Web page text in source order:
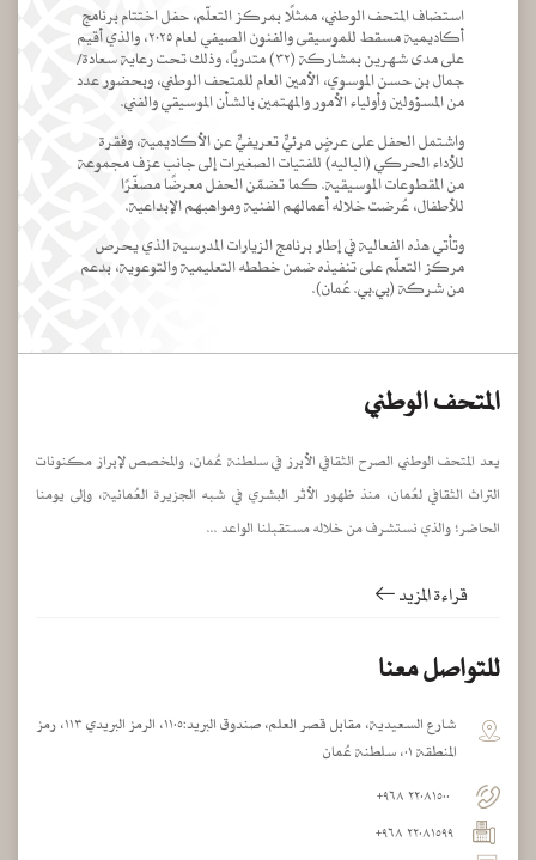
استضاف المتحف الوطني، ممثلًا بمركز التعلّم، حفل اختتام برنامج
أكاديمية مسقط للموسيقى والفنون الصيفي لعام ٢٠٢٥، والذي أقيم
على مدى شهرين بمشاركة (٣٢) متدربًا، وذلك تحت رعاية سعادة/
جمال بن حسن الموسوي، الأمين العام للمتحف الوطني، وبحضور عدد
من المسؤولين وأولياء الأمور والمهتمين بالشأن الموسيقي والفني.
واشتمل الحفل على عرضٍ مرئيٍّ تعريفيٍّ عن الأكاديمية، وفقرة
للأداء الحركي (الباليه) للفتيات الصغيرات إلى جانب عزف مجموعة
من المقطوعات الموسيقية. كما تضمّن الحفل معرضًا مصغّرًا
للأطفال، عُرضت خلاله أعمالهم الفنية ومواهبهم الإبداعية.
وتأتي هذه الفعالية في إطار برنامج الزيارات المدرسية الذي يحرص
مركز التعلّم على تنفيذه ضمن خططه التعليمية والتوعوية، بدعم
من شركة (بي.بي. عُمان).
المتحف الوطني
يعد المتحف الوطني الصرح الثقافي الأبرز في سلطنة عُمان، والمخصص لإبراز مكنونات
التراث الثقافي لعُمان، منذ ظهور الأثر البشري في شبه الجزيرة العُمانية، وإلى يومنا
الحاضر؛ والذي نستشرف من خلاله مستقبلنا الواعد ...
قراءة المزيد
للتواصل معنا
شارع السعيدية، مقابل قصر العلم، صندوق البريد:١١٠٥، الرمز البريدي ١١٣، رمز
المنطقة ٠١، سلطنة عُمان